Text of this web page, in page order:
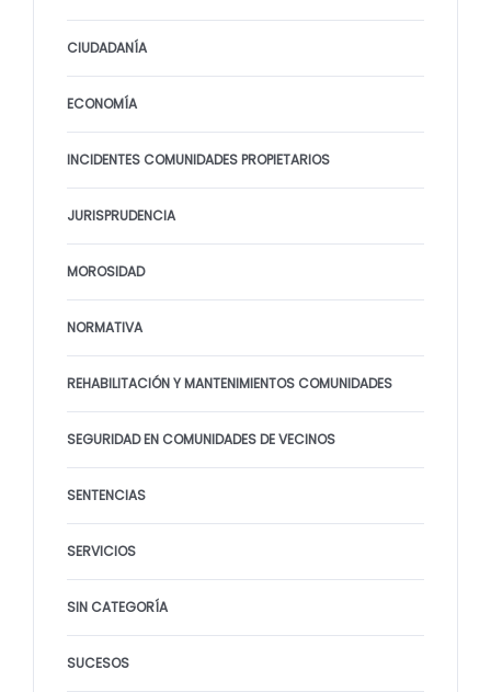
CIUDADANÍA
ECONOMÍA
INCIDENTES COMUNIDADES PROPIETARIOS
JURISPRUDENCIA
MOROSIDAD
NORMATIVA
REHABILITACIÓN Y MANTENIMIENTOS COMUNIDADES
SEGURIDAD EN COMUNIDADES DE VECINOS
SENTENCIAS
SERVICIOS
SIN CATEGORÍA
SUCESOS